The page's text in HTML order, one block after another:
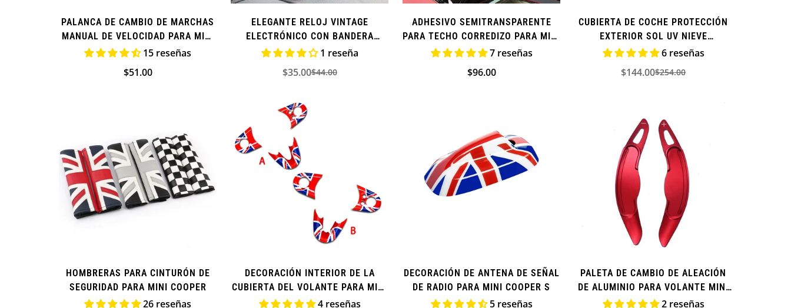
PALANCA DE CAMBIO DE MARCHAS
MANUAL DE VELOCIDAD PARA MINI
COOPER15 reseñas
Precio
$51.00
ELEGANTE RELOJ VINTAGE
ELECTRÓNICO CON BANDERA
BRITÁNICA PARA MINI COOPER
1 reseña
Precio
$35.00Precio
$44.00
ADHESIVO SEMITRANSPARENTE
PARA TECHO CORREDIZO PARA MINI
COOPER - SERIE F
7 reseñas
Precio
$96.00
CUBIERTA DE COCHE PROTECCIÓN
EXTERIOR SOL UV NIEVE
IMPERMEABLE PARA MINI COOPER
6 reseñas
Precio
$144.00Precio
$254.00
HOMBRERAS PARA CINTURÓN DE
SEGURIDAD PARA MINI COOPER
26 reseñas
DECORACIÓN INTERIOR DE LA
CUBIERTA DEL VOLANTE PARA MINI
COOPER (ADICIONAL)
4 reseñas
DECORACIÓN DE ANTENA DE SEÑAL
DE RADIO PARA MINI COOPER S
5 reseñas
PALETA DE CAMBIO DE ALEACIÓN
DE ALUMINIO PARA VOLANTE MINI
COOPER - SERIE F
2 reseñas